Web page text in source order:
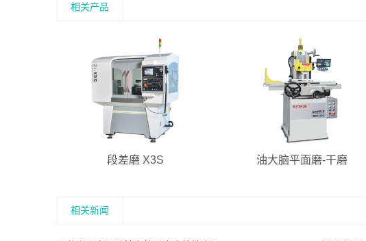
相关产品
段差磨 X3S 油大脑平面磨-干磨
相关新闻